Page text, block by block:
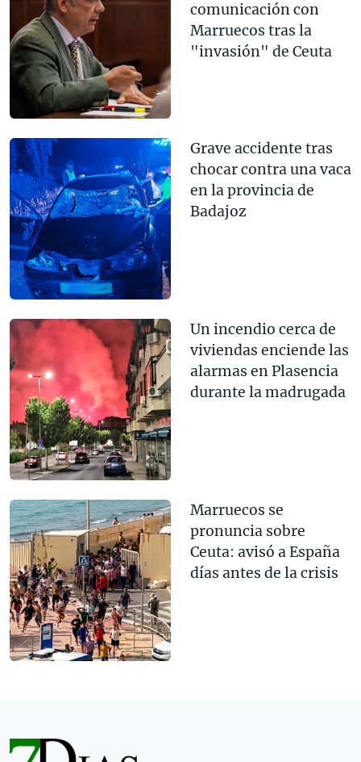
comunicación con
Marruecos tras la
"invasión" de Ceuta
Grave accidente tras
chocar contra una vaca
en la provincia de
Badajoz
Un incendio cerca de
viviendas enciende las
alarmas en Plasencia
durante la madrugada
Marruecos se
pronuncia sobre
Ceuta: avisó a España
días antes de la crisis